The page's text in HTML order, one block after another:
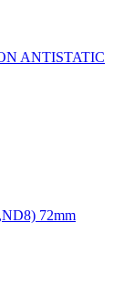
ANTISTATIC
72mm